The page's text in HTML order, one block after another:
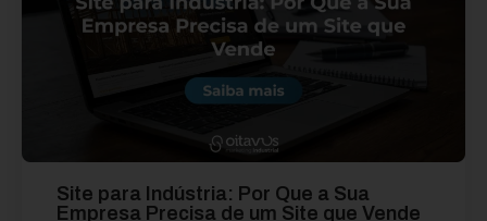
Site para Indústria: Por Que a Sua
Empresa Precisa de um Site que Vende